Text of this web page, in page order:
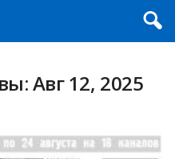
Авг 12, 2025